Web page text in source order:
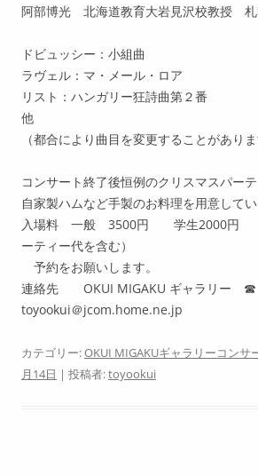
阿部博光 北海道教育大岩見沢校教授 札
ドビュッシー：小組曲
ラヴェル：マ・メール・ロア
リスト：ハンガリー狂詩曲第２番
他
（都合により曲目を変更することがありま
コンサート終了後恒例のクリスマスパーテ
自家製ハムなど手製のお料理を用意してい
入場料 一般 3500円 学生2000円
ーティー代を含む）
予約をお願いします。
連絡先 OKUI MIGAKU ギャラリ
toyookui＠jcom.home.ne.jp
カテゴリー:OKUI MIGAKUギャラリーコンサ
月14日 | 投稿者:toyookui